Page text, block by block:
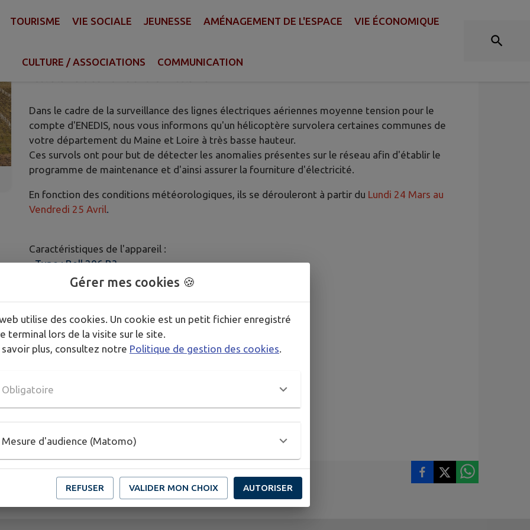
TOURISME VIE SOCIALE JEUNESSE AMÉNAGEMENT DE L'ESPACE VIE ÉCONOMIQUE
CULTURE / ASSOCIATIONS COMMUNICATION
HÉLICOPTÈRE
Dans le cadre de la surveillance des lignes électriques aériennes moyenne tension pour le
compte d'ENEDIS, nous vous informons qu'un hélicoptère survolera certaines communes de
votre département du Maine et Loire à très basse hauteur.
Ces survols ont pour but de détecter les anomalies présentes sur le réseau afin d'établir le
programme de maintenance et d'ainsi assurer la fourniture d'électricité.
En fonction des conditions météorologiques, ils se dérouleront à partir du Lundi 24 Mars au
Vendredi 25 Avril.
Caractéristiques de l'appareil :
• Type : Bell 206 B3.
• Couleurs : Bleu et gris.
Nous nous tenons à disposition pour d'éventuelles questions.
Publié par service communication
Gérer mes cookies 🍪
utilise des cookies. Un cookie est un petit fichier enregistré
terminal lors de la visite sur le site.
savoir plus, consultez notre Politique de gestion des cookies.
Obligatoire
Mesure d'audience (Matomo)
REFUSER VALIDER MON CHOIX AUTORISER